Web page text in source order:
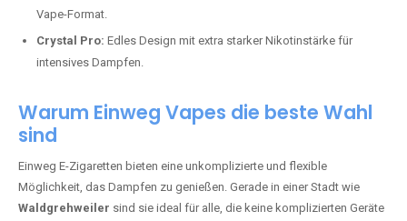
Vape-Format.
Crystal Pro: Edles Design mit extra starker Nikotinstärke für
intensives Dampfen.
Warum Einweg Vapes die beste Wahl
sind
Einweg E-Zigaretten bieten eine unkomplizierte und flexible
Möglichkeit, das Dampfen zu genießen. Gerade in einer Stadt wie
Waldgrehweiler sind sie ideal für alle, die keine komplizierten Geräte